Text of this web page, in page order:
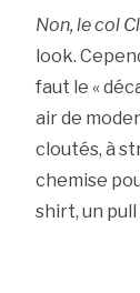
Non, le col
look.
faut le «
air de
cloutés, à
chemise
shirt, un pull